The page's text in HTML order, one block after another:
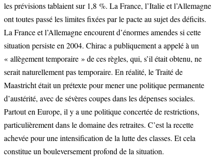
les prévisions tablaient sur 1,8 %. La France, l’Italie et l’Allemagne
ont toutes passé les limites fixées par le pacte au sujet des déficits.
La France et l’Allemagne encourent d’énormes amendes si cette
situation persiste en 2004. Chirac a publiquement a appelé à un
« allègement temporaire » de ces règles, qui, s’il était obtenu, ne
serait naturellement pas temporaire. En réalité, le Traité de
Maastricht était un prétexte pour mener une politique permanente
d’austérité, avec de sévères coupes dans les dépenses sociales.
Partout en Europe, il y a une politique concertée de restrictions,
particulièrement dans le domaine des retraites. C’est la recette
achevée pour une intensification de la lutte des classes. Et cela
constitue un bouleversement profond de la situation.